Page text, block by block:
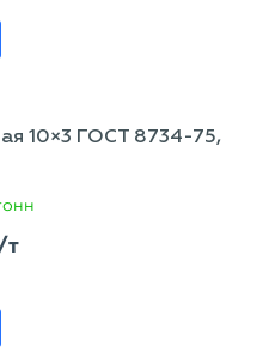
10×3 ГОСТ 8734-75,
т